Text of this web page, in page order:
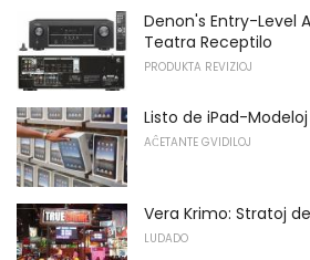
Denon's Entry-Level
Teatra Receptilo
PRODUKTA REVIZIOJ
Listo de iPad-
AĈETANTE GVIDILOJ
Vera Krimo: Stratoj
LUDADO